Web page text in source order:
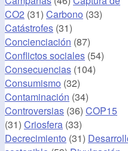
CO2 (31) Carbono (33)
Catástrofes (31)
Concienciación (87)
Conflictos sociales (54)
Consecuencias (104)
Consumismo (32)
Contaminación (34)
Controversias (36) COP15
(31) Criosfera (33)
Decrecimiento (31)